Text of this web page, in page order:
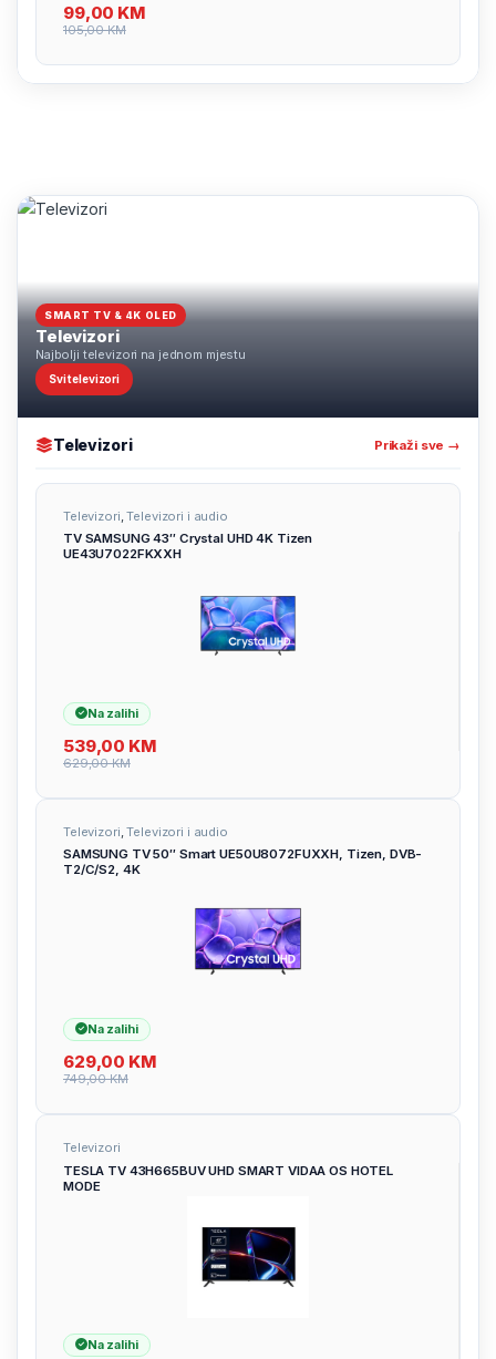
99,00 KM
105,00KM
SMART TV & 4K OLED
Televizori
Najbolji televizori na jednom mjestu
Svi televizori
Televizori Prikaži sve →
Televizori,Televizori i audio
TV SAMSUNG 43″ Crystal UHD 4K Tizen
UE43U7022FKXXH
Na zalihi
539,00 KM
629,00KM
Televizori,Televizori i audio
SAMSUNG TV 50″ Smart UE50U8072FUXXH, Tizen, DVB-
T2/C/S2, 4K
Na zalihi
629,00 KM
749,00KM
Televizori
TESLA TV 43H665BUV UHD SMART VIDAA OS HOTEL
MODE
Na zalihi